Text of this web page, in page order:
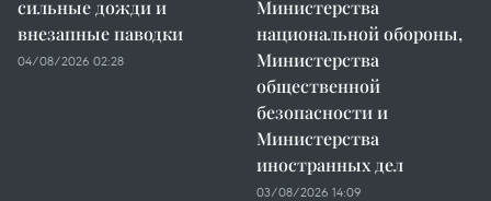
сильные дожди и
внезапные паводки
04/08/2026 02:28
Министерства
национальной обороны,
Министерства
общественной
безопасности и
Министерства
иностранных дел
03/08/2026 14:09